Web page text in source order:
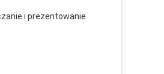
i prezentowanie